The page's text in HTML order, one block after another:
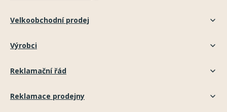
Velkoobchodní prodej
Výrobci
Reklamační řád
Reklamace prodejny